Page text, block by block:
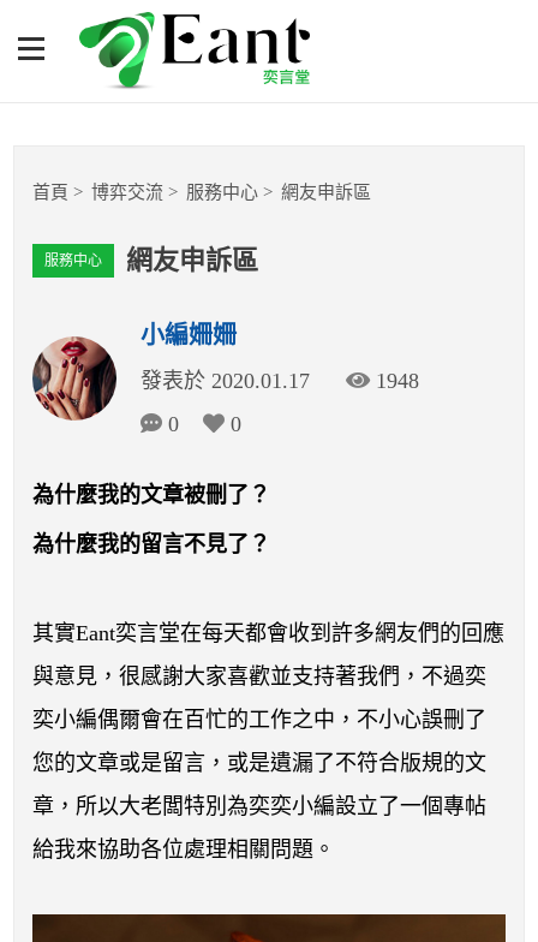
2026世界盃足球運彩入門：
投注技巧與盤口觀念詳解
籃球
棒球
球隊數據
運彩報報
開賽列表
首頁 博弈交流 服務中心 網友申訴區
服務中心 網友申訴區
小編姍姍
發表於 2020.01.17
1948
0
0
為什麼我的文章被刪了？
為什麼我的留言不見了？
其實Eant奕言堂在每天都會收到許多網友們的回應
與意見，很感謝大家喜歡並支持著我們，不過奕
奕小編偶爾會在百忙的工作之中，不小心誤刪了
您的文章或是留言，或是遺漏了不符合版規的文
章，所以大老闆特別為奕奕小編設立了一個專帖
給我來協助各位處理相關問題。